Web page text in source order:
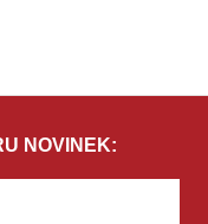
NOVINEK: